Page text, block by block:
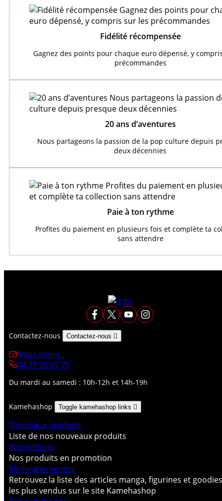
Fidélité récompensée
Gagnez des points pour chaque euro dépensé, y
précommandes
20 ans d’aventures
Nous partageons la passion de la pop culture depuis
deux décennies
Paie à ton rythme
Profites du paiement en plusieurs fois et complète ta
sans attendre
Contactez-nous Contactez-nous 
Nous écrire :
04 77 25 07 79
Du mardi au samedi : 10h-12h et 14h-19h
Kamehashop Toggle kamehashop links 
Nouveaux produits
Liste de nos nouveaux produits
Promotions
Nos produits en promotion
Meilleures ventes
Retrouvez la liste des articles manga, figurines et goodies
les plus vendus sur le site Kamehashop